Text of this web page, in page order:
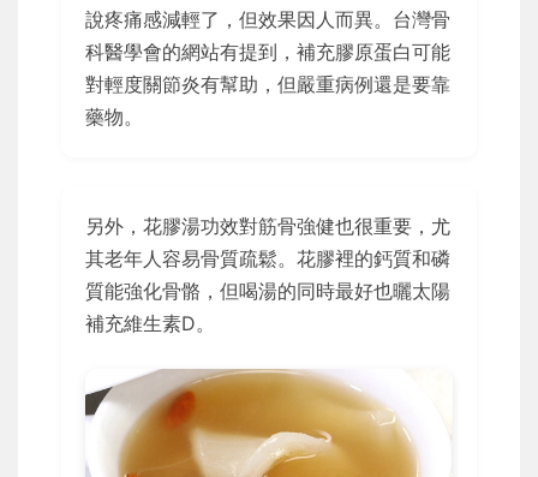
說疼痛感減輕了，但效果因人而異。台灣骨
科醫學會的網站有提到，補充膠原蛋白可能
對輕度關節炎有幫助，但嚴重病例還是要靠
藥物。
另外，花膠湯功效對筋骨強健也很重要，尤
其老年人容易骨質疏鬆。花膠裡的鈣質和磷
質能強化骨骼，但喝湯的同時最好也曬太陽
補充維生素D。